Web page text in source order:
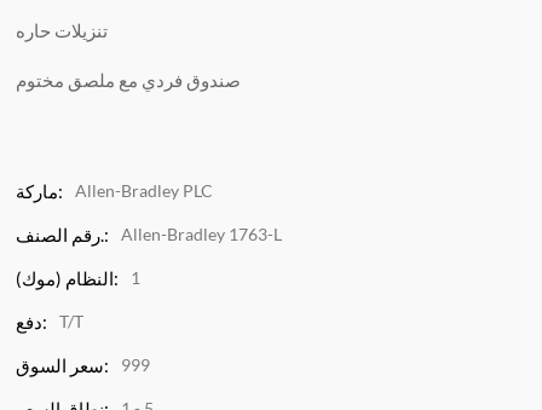
تنزيلات حاره
صندوق فردي مع ملصق مختوم
ماركة: Allen-Bradley PLC
رقم الصنف.: Allen-Bradley 1763-L
النظام (موك): 1
دفع: T/T
سعر السوق: 999